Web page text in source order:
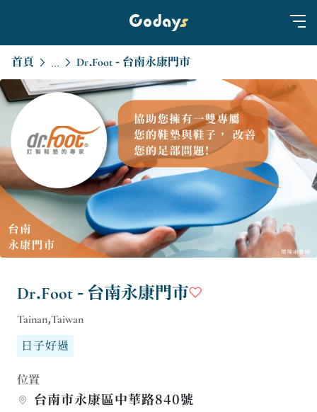
首頁 ... Dr.Foot - 台南永康門市
Dr.Foot - 台南永康門市
Tainan,Taiwan
日子好過
位置
台南市永康區中華路840號